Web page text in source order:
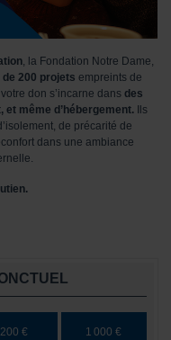
, la Fondation Notre Dame,
de 200 projets empreints de
don s’incarne dans des
et même d’hébergement. Ils
de précarité de
dans une ambiance
200 € 1 000 €